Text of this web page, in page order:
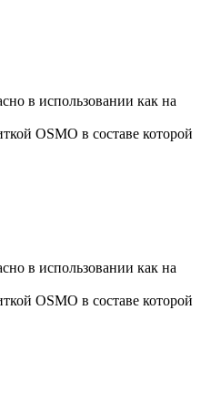
в использовании как на
OSMO в составе которой
в использовании как на
OSMO в составе которой